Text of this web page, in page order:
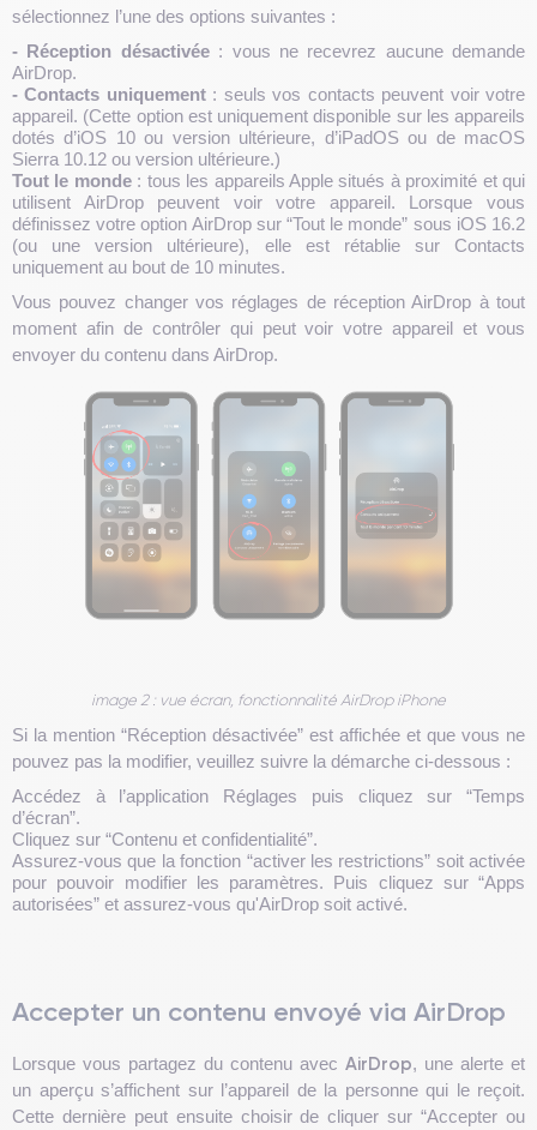
sélectionnez l’une des options suivantes :
- Réception désactivée: vous ne recevrez aucune demande
AirDrop.
- Contacts uniquement: seuls vos contacts peuvent voir votre
appareil. (Cette option est uniquement disponible sur les appareils
dotés d’iOS 10 ou version ultérieure, d’iPadOS ou de macOS
Sierra 10.12 ou version ultérieure.)
Tout le monde: tous les appareils Apple situés à proximité et qui
utilisent AirDrop peuvent voir votre appareil. Lorsque vous
définissez votre option AirDrop sur “Tout le monde” sous iOS 16.2
(ou une version ultérieure), elle est rétablie sur Contacts
uniquement au bout de 10 minutes.
Vous pouvez changer vos réglages de réception AirDrop à tout
moment afin de contrôler qui peut voir votre appareil et vous
envoyer du contenu dans AirDrop.
image 2 : vue écran, fonctionnalité AirDrop iPhone
Si la mention “Réception désactivée” est affichée et que vous ne
pouvez pas la modifier, veuillez suivre la démarche ci-dessous :
Accédez à l’application Réglages puis cliquez sur “Temps
d’écran”.
Cliquez sur “Contenu et confidentialité”.
Assurez-vous que la fonction “activer les restrictions” soit activée
pour pouvoir modifier les paramètres. Puis cliquez sur “Apps
autorisées” et assurez-vous qu'AirDrop soit activé.
Accepter un contenu envoyé via AirDrop
Lorsque vous partagez du contenu avec AirDrop, une alerte et
un aperçu s’affichent sur l’appareil de la personne qui le reçoit.
Cette dernière peut ensuite choisir de cliquer sur “Accepter ou